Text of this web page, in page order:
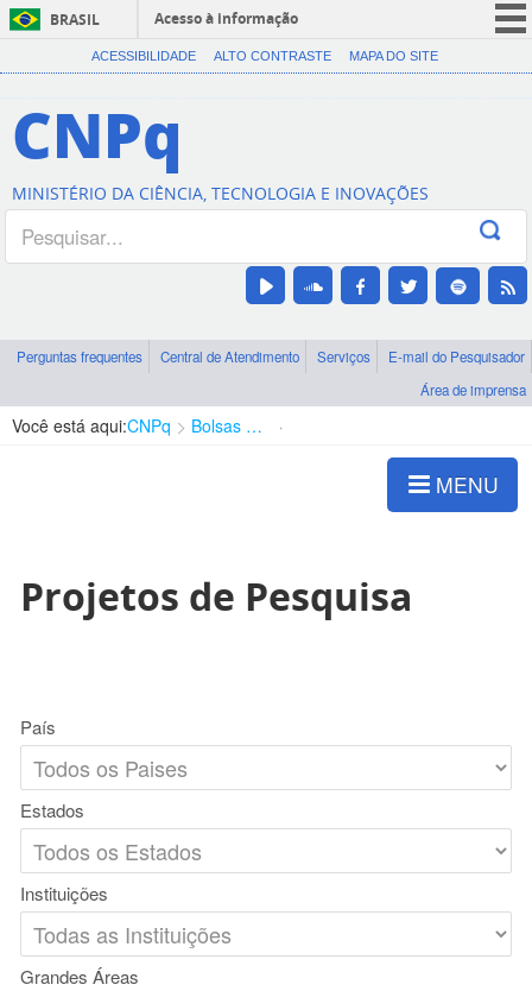
BRASIL
Acesso à informação
CORONAVÍRUS (COVID-19)
Canais
ACESSIBILIDADE ALTO CONTRASTE MAPA DO SITE
CNPq
MINISTÉRIO DA CIÊNCIA, TECNOLOGIA E INOVAÇÕES
Perguntas frequentes Central de Atendimento Serviços
E-mail do Pesquisador
Área de imprensa
Você está aqui:CNPq Bolsas e Auxílios Vigentes
MENU
Projetos de Pesquisa
País
Estados
Instituições
Grandes Áreas